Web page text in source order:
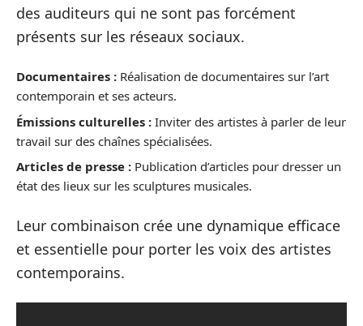
des auditeurs qui ne sont pas forcément
présents sur les réseaux sociaux.
Documentaires : Réalisation de documentaires sur l’art
contemporain et ses acteurs.
Émissions culturelles : Inviter des artistes à parler de leur
travail sur des chaînes spécialisées.
Articles de presse : Publication d’articles pour dresser un
état des lieux sur les sculptures musicales.
Leur combinaison crée une dynamique efficace
et essentielle pour porter les voix des artistes
contemporains.